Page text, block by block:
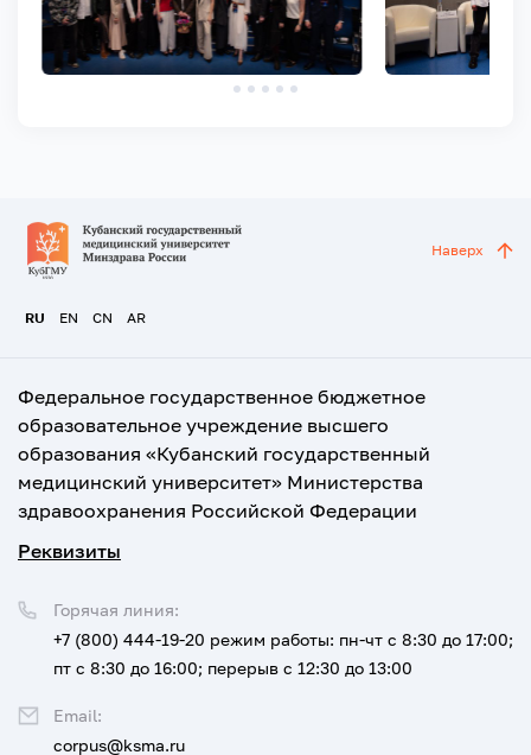
RU EN CN AR
Наверх
Федеральное государственное бюджетное
образовательное учреждение высшего
образования «Кубанский государственный
медицинский университет» Министерства
здравоохранения Российской Федерации
Реквизиты
Горячая линия:
+7 (800) 444-19-20 режим работы: пн-чт с 8:30 до 17:00;
пт с 8:30 до 16:00; перерыв с 12:30 до 13:00
Email:
corpus@ksma.ru